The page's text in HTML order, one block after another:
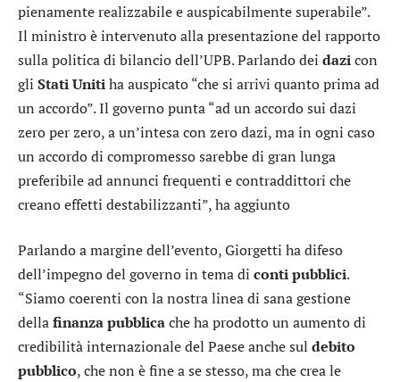
pienamente realizzabile e auspicabilmente superabile”.
Il ministro è intervenuto alla presentazione del rapporto
sulla politica di bilancio dell’UPB. Parlando dei dazicon
gli Stati Unitiha auspicato “che si arrivi quanto prima ad
un accordo”. Il governo punta “ad un accordo sui dazi
zero per zero, a un’intesa con zero dazi, ma in ogni caso
un accordo di compromesso sarebbe di gran lunga
preferibile ad annunci frequenti e contraddittori che
creano effetti destabilizzanti”, ha aggiunto
Parlando a margine dell’evento, Giorgetti ha difeso
dell’impegno del governo in tema di contipubblici.
“Siamo coerenti con la nostra linea di sana gestione
dellafinanzapubblicache ha prodotto un aumento di
credibilità internazionale del Paese anche sul debito
pubblico, che non è fine a se stesso, ma che crea le